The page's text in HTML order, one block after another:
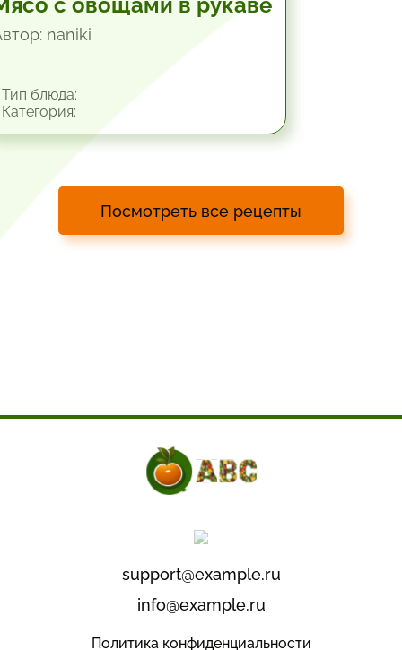
naniki
блюда:
Посмотреть все рецепты
support@example.ru
info@example.ru
Политика конфиденциальности